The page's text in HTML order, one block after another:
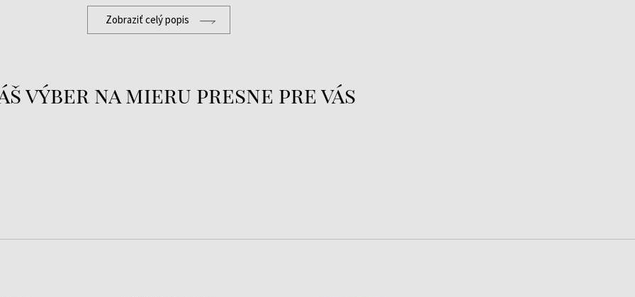
Zobraziť celý popis
výber na mieru presne pre vás